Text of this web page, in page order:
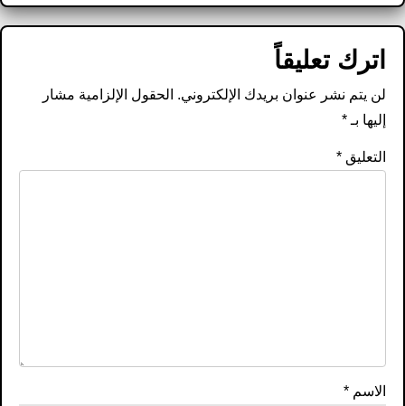
اترك تعليقاً
لن يتم نشر عنوان بريدك الإلكتروني. الحقول الإلزامية مشار
إليها بـ*
التعليق*
الاسم*